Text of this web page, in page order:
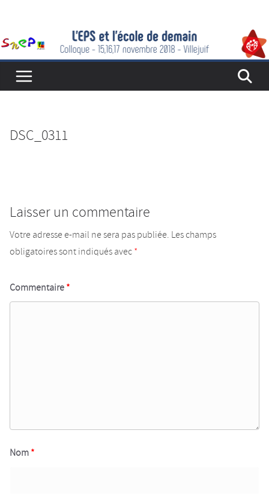
contenu
DSC_0311
Laisser un commentaire
Votre adresse e-mail ne sera pas publiée. Les champs
obligatoires sont indiqués avec*
Commentaire*
Nom*